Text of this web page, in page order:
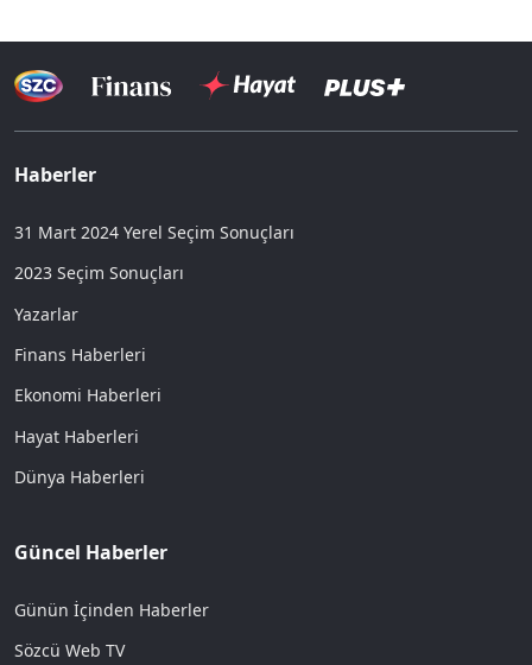
Haberler
31 Mart 2024 Yerel Seçim Sonuçları
2023 Seçim Sonuçları
Yazarlar
Finans Haberleri
Ekonomi Haberleri
Hayat Haberleri
Dünya Haberleri
Güncel Haberler
Günün İçinden Haberler
Sözcü Web TV